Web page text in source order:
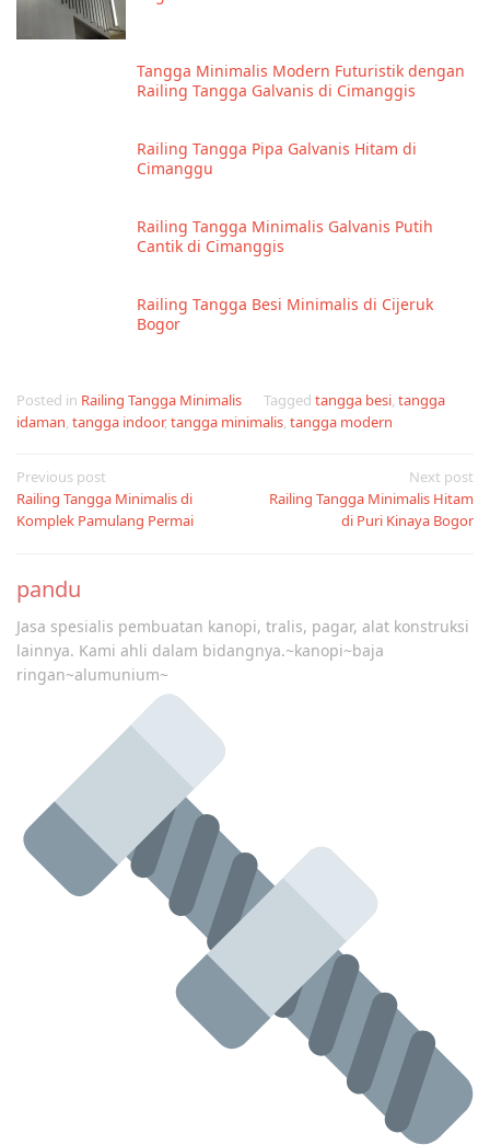
Tangga Minimalis Modern Futuristik dengan
Railing Tangga Galvanis di Cimanggis
Railing Tangga Pipa Galvanis Hitam di
Cimanggu
Railing Tangga Minimalis Galvanis Putih
Cantik di Cimanggis
Railing Tangga Besi Minimalis di Cijeruk
Bogor
Posted in Railing Tangga Minimalis Tagged tangga besi, tangga
idaman, tangga indoor, tangga minimalis, tangga modern
Post
navigation
Previous post
Railing Tangga Minimalis di
Komplek Pamulang Permai
Next post
Railing Tangga Minimalis Hitam
di Puri Kinaya Bogor
pandu
Jasa spesialis pembuatan kanopi, tralis, pagar, alat konstruksi
lainnya. Kami ahli dalam bidangnya.~kanopi~baja
ringan~alumunium~